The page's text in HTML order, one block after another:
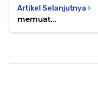
Artikel Selanjutnya
memuat...